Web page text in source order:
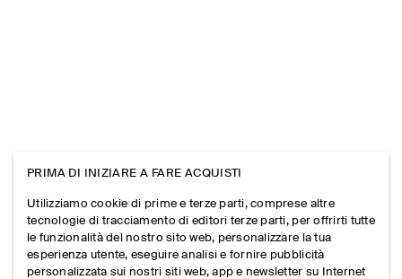
PRIMA DI INIZIARE A FARE ACQUISTI
Utilizziamo cookie di prime e terze parti, comprese altre
tecnologie di tracciamento di editori terze parti, per offrirti tutte
le funzionalità del nostro sito web, personalizzare la tua
esperienza utente, eseguire analisi e fornire pubblicità
personalizzata sui nostri siti web, app e newsletter su Internet